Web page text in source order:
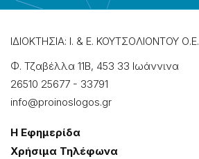
ΙΔΙΟΚΤΗΣΙΑ: Ι. & Ε. ΚΟΥΤΣΟΛΙΟΝΤΟΥ Ο.Ε.
Φ. Τζαβέλλα 11Β, 453 33 Ιωάννɩνα
26510 25677 - 33791
info@proinoslogos.gr
Η Εφημερίδα
Χρήσɩμα Τηλέφωνα